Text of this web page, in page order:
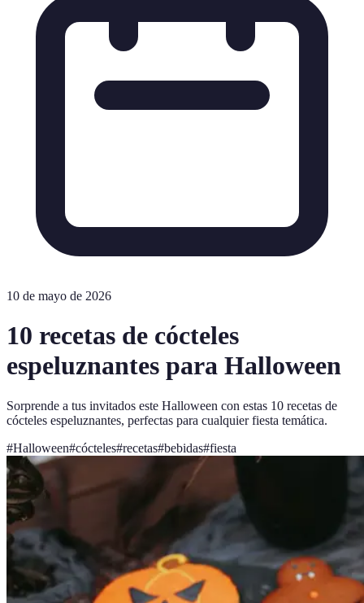
10 de mayo de 2026
10 recetas de cócteles
espeluznantes para Halloween
Sorprende a tus invitados este Halloween con estas 10 recetas de
cócteles espeluznantes, perfectas para cualquier fiesta temática.
#Halloween#cócteles#recetas#bebidas#fiesta